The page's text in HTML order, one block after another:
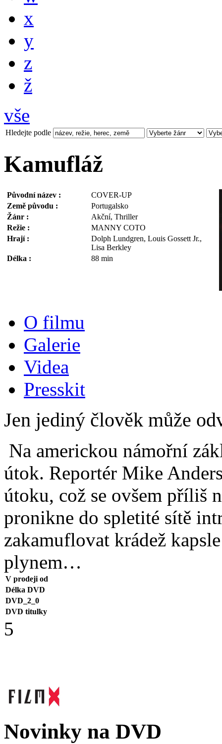
x
y
z
ž
vše
Hledejte podle
Kamufláž
Původní název :
COVER-UP
Země původu :
Portugalsko
Žánr :
Akční, Thriller
Režie :
MANNY COTO
Hrají :
Dolph Lundgren, Louis Gossett Jr.,
Lisa Berkley
Délka :
88 min
O filmu
Galerie
Videa
Presskit
Jen jediný člověk může
Na americkou námořní
útok. Reportér Mike
útoku, což se ovšem příliš
pronikne do spletité sítě
zakamuflovat krádež
plynem…
V prodeji od
Délka DVD
DVD_2_0
DVD titulky
5
Novinky na DVD